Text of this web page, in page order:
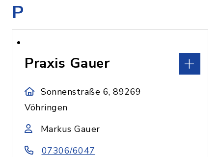
P
Praxis Gauer
Sonnenstraße 6, 89269
Vöhringen
Markus Gauer
07306/6047